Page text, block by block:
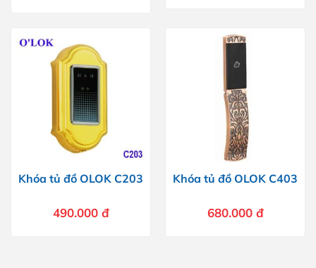
Khóa tủ đồ OLOK C203
490.000 đ
Khóa tủ đồ OLOK C403
680.000 đ